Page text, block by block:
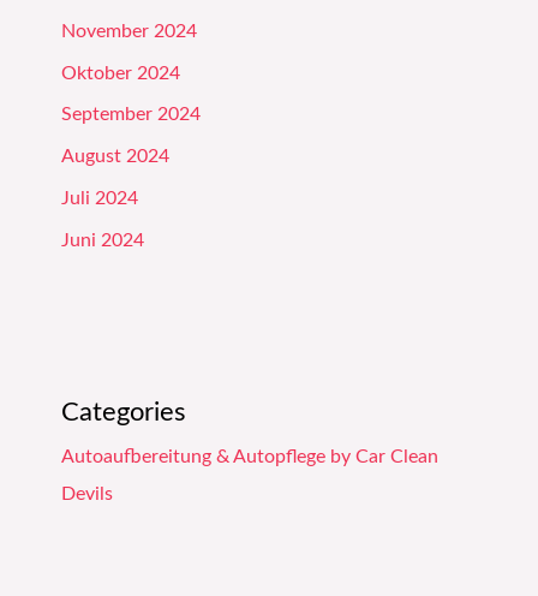
November 2024
Oktober 2024
September 2024
August 2024
Juli 2024
Juni 2024
Categories
Autoaufbereitung & Autopflege by Car Clean
Devils